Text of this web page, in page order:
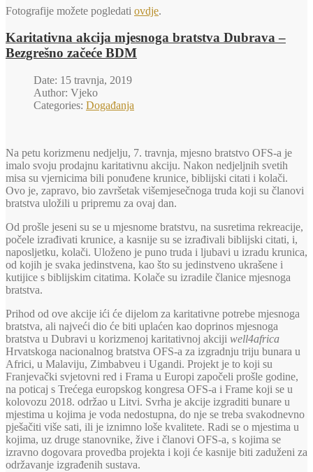
Fotografije možete pogledati ovdje.
Karitativna akcija mjesnoga bratstva Dubrava –
Bezgrešno začeće BDM
Date: 15 travnja, 2019
Author: Vjeko
Categories: Događanja
Na petu korizmenu nedjelju, 7. travnja, mjesno bratstvo OFS-a je
imalo svoju prodajnu karitativnu akciju. Nakon nedjeljnih svetih
misa su vjernicima bili ponuđene krunice, biblijski citati i kolači.
Ovo je, zapravo, bio završetak višemjesečnoga truda koji su članovi
bratstva uložili u pripremu za ovaj dan.
Od prošle jeseni su se u mjesnome bratstvu, na susretima rekreacije,
počele izrađivati krunice, a kasnije su se izrađivali biblijski citati, i,
naposljetku, kolači. Uloženo je puno truda i ljubavi u izradu krunica,
od kojih je svaka jedinstvena, kao što su jedinstveno ukrašene i
kutijice s biblijskim citatima. Kolače su izradile članice mjesnoga
bratstva.
Prihod od ove akcije ići će dijelom za karitativne potrebe mjesnoga
bratstva, ali najveći dio će biti uplaćen kao doprinos mjesnoga
bratstva u Dubravi u korizmenoj karitativnoj akciji well4africa
Hrvatskoga nacionalnog bratstva OFS-a za izgradnju triju bunara u
Africi, u Malaviju, Zimbabveu i Ugandi. Projekt je to koji su
Franjevački svjetovni red i Frama u Europi započeli prošle godine,
na poticaj s Trećega europskog kongresa OFS-a i Frame koji se u
kolovozu 2018. održao u Litvi. Svrha je akcije izgraditi bunare u
mjestima u kojima je voda nedostupna, do nje se treba svakodnevno
pješačiti više sati, ili je iznimno loše kvalitete. Radi se o mjestima u
kojima, uz druge stanovnike, žive i članovi OFS-a, s kojima se
izravno dogovara provedba projekta i koji će kasnije biti zaduženi za
održavanje izgrađenih sustava.